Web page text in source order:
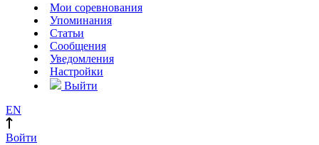
Мои соревнования
Упоминания
Статьи
Сообщения
Уведомления
Настройки
Выйти
EN
Войти